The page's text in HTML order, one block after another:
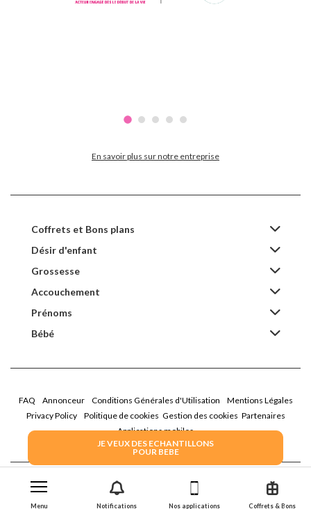
Coffrets & Bons
Nos applications
Notifications
Menu
JE VEUX DES ECHANTILLONS
POUR BEBE
En savoir plus sur notre entreprise
Coffrets et Bons plans
Désir d'enfant
Grossesse
Accouchement
Prénoms
Bébé
FAQ Annonceur Conditions Générales d'Utilisation
Mentions Légales
Privacy Policy
Politique de cookies Gestion des cookies Partenaires
Applications mobiles
2026 Family Service - La Boîte Rose